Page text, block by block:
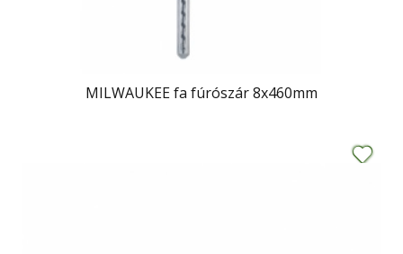
MILWAUKEE fa fúrószár 8x460mm